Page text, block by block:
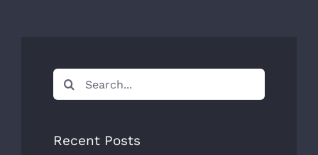
Search
for:
Recent Posts